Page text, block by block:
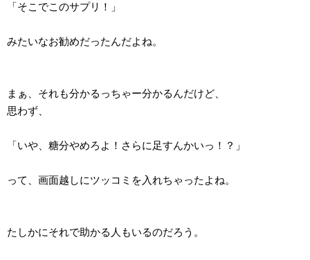
「そこでこのサプリ！」
みたいなお勧めだったんだよね。
まぁ、それも分かるっちゃー分かるんだけど、
思わず、
「いや、糖分やめろよ！さらに足すんかいっ！？」
って、画面越しにツッコミを入れちゃったよね。
たしかにそれで助かる人もいるのだろう。